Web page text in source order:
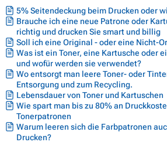
5% Seitendeckung beim Drucken oder
Brauche ich eine neue Patrone oder
richtig und drucken Sie smart und billig
Soll ich eine Original - oder eine Nicht-
Was ist ein Toner, eine Kartusche oder
und wofür werden sie verwendet?
Wo entsorgt man leere Toner- oder
Entsorgung und zum Recycling.
Lebensdauer von Toner und Kartuschen
Wie spart man bis zu 80% an
Tonerpatronen
Warum leeren sich die Farbpatronen
Drucken?